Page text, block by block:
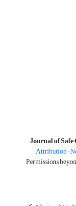
Attribution-
Permissions